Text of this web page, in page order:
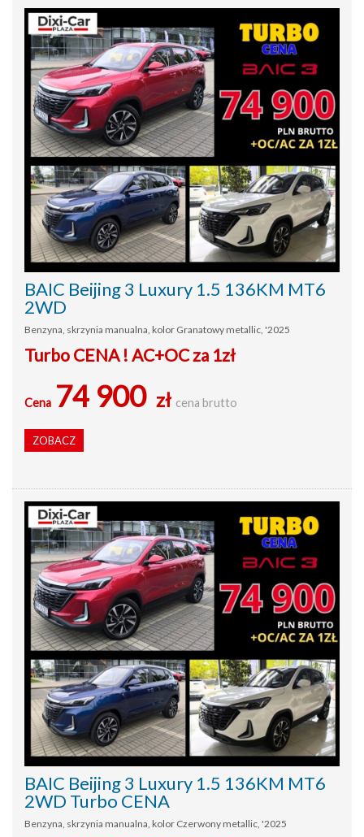
BAIC Beijing 3 Luxury 1.5 136KM MT6
2WD
Benzyna, skrzynia manualna, kolor Granatowy metallic, '2025
Turbo CENA ! AC+OC za 1zł
Cena 74 900 zł cena brutto
ZOBACZ
BAIC Beijing 3 Luxury 1.5 136KM MT6
2WD Turbo CENA
Benzyna, skrzynia manualna, kolor Czerwony metallic, '2025